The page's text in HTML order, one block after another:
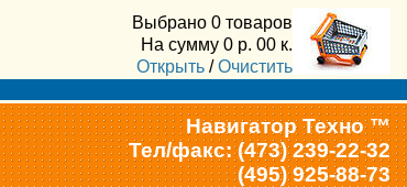
Выбрано 0 товаров
На сумму 0 р. 00 к.
Открыть /Очистить
Навигатор Техно ™
Тел/факс: (473) 239-22-32
(495) 925-88-73